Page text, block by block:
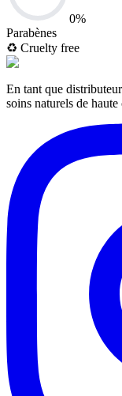
0%
Parabènes
♻️ Cruelty free
En tant que
soins naturels de